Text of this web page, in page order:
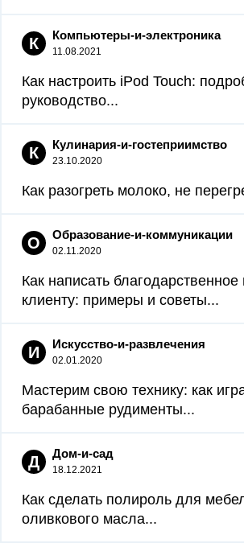
К Компьютеры-и-электроника
11.08.2021
Как настроить iPod Touch:
руководство...
К Кулинария-и-гостеприимство
23.10.2020
Как разогреть молоко, не
О Образование-и-коммуникации
02.11.2020
Как написать благодарственное
клиенту: примеры и советы...
И Искусство-и-развлечения
02.01.2020
Мастерим свою технику: как
барабанные рудименты...
Д Дом-и-сад
18.12.2021
Как сделать полироль для
оливкового масла...